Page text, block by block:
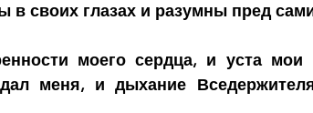
в своих глазах и разумны пред
моего сердца, и уста мои
меня, и дыхание